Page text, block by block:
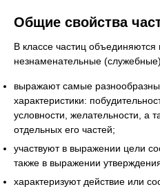
Общие свойства
В классе частиц
незнаменательные
выражают самые
характеристики:
условности, желательности, а
отдельных его частей;
участвуют в выражении цели
также в выражении
характеризуют действие или